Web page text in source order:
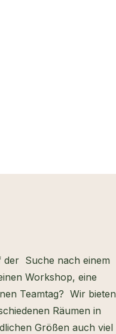
der Suche nach einem
Workshop, eine
Teamtag? Wir bieten
Räumen in
Größen auch viel